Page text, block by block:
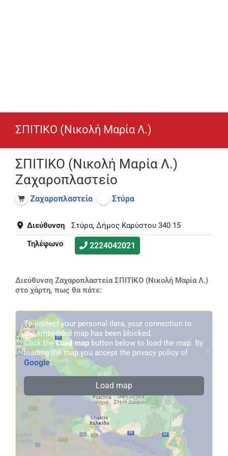
ΣΠΙΤΙΚΟ (Νικολή Μαρία Λ.)
ΣΠΙΤΙΚΟ (Νικολή Μαρία Λ.)
Ζαχαροπλαστείο
Ζαχαροπλαστεία Στύρα
Διεύθυνση
Στύρα, Δήμος Καρύστου 340 15
Τηλέφωνο
2224042021
Διεύθυνση Ζαχαροπλαστεία ΣΠΙΤΙΚΟ (Νικολή Μαρία Λ.)
στο χάρτη, πως θα πάτε:
To protect your personal data, your connection to
the embedded map has been blocked.
Click theLoad map button below to load the map. By
loading the map you accept the privacy policy of
Google.
Load map